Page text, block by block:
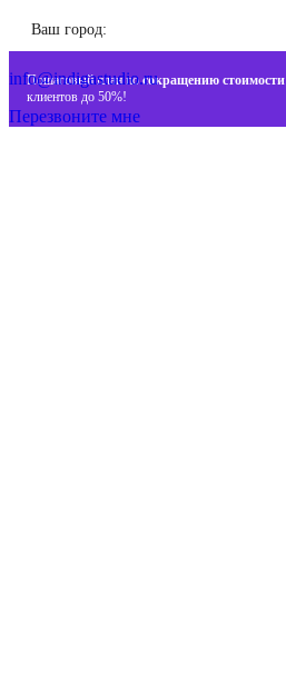
Ваш город:
Пошаговый план посокращению стоимости
клиентов до 50%!
+7 (993) 477-18-57
info@indigastudio.ru
Перезвоните мне